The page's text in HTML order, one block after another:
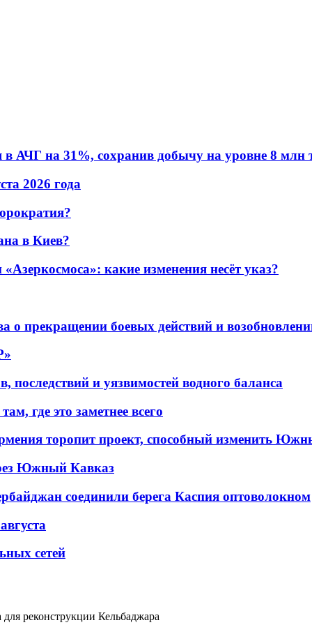
АЧГ на 31%, сохранив добычу на уровне 8 млн
2026 года
в Киев?
какие изменения несёт указ?
прекращении боевых действий и
последствий и уязвимостей водного баланса
где это заметнее всего
торопит проект, способный изменить
Южный Кавказ
соединили берега Каспия оптоволокном
сетей
для реконструкции Кельбаджара